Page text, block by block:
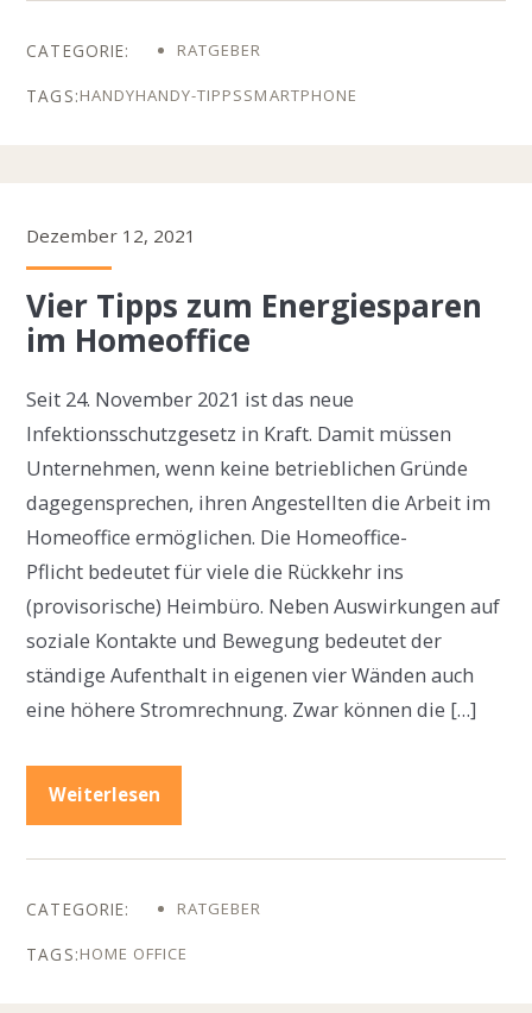
RATGEBER
HANDYHANDY-TIPPSSMARTPHONE
Dezember 12, 2021
Vier Tipps zum Energiesparen
im Homeoffice
Seit 24. November 2021 ist das neue
Infektionsschutzgesetz in Kraft. Damit müssen
Unternehmen, wenn keine betrieblichen Gründe
dagegensprechen, ihren Angestellten die Arbeit im
Homeoffice ermöglichen. Die Homeoffice-
Pflicht bedeutet für viele die Rückkehr ins
(provisorische) Heimbüro. Neben Auswirkungen auf
soziale Kontakte und Bewegung bedeutet der
ständige Aufenthalt in eigenen vier Wänden auch
eine höhere Stromrechnung. Zwar können die […]
Weiterlesen
RATGEBER
HOME OFFICE